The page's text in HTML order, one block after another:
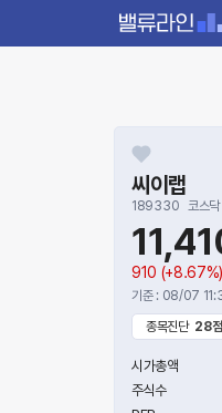
씨이랩
189330 코스닥
910 (+8.67%)
기준 : 08/07
종목진단 28점
시가총액
주식수